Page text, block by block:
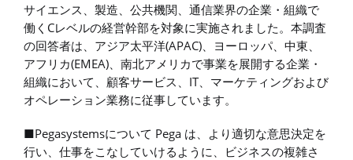
サイエンス、製造、公共機関、通信業界の企業・組織で
働くCレベルの経営幹部を対象に実施されました。本調査
の回答者は、アジア太平洋(APAC)、ヨーロッパ、中東、
アフリカ(EMEA)、南北アメリカで事業を展開する企業・
組織において、顧客サービス、IT、マーケティングおよび
オペレーション業務に従事しています。
■Pegasystemsについて Pega は、より適切な意思決定を
行い、仕事をこなしていけるように、ビジネスの複雑さ